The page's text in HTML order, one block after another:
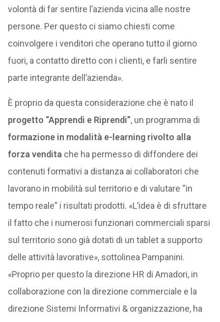
volontà di far sentire l’azienda vicina alle nostre
persone. Per questo ci siamo chiesti come
coinvolgere i venditori che operano tutto il giorno
fuori, a contatto diretto con i clienti, e farli sentire
parte integrante dell’azienda».
È proprio da questa considerazione che è nato il
progetto “Apprendi e Riprendi”, un programma di
formazione in modalità e-learning rivolto alla
forza vendita che ha permesso di diffondere dei
contenuti formativi a distanza ai collaboratori che
lavorano in mobilità sul territorio e di valutare “in
tempo reale” i risultati prodotti. «L’idea è di sfruttare
il fatto che i numerosi funzionari commerciali sparsi
sul territorio sono già dotati di un tablet a supporto
delle attività lavorative», sottolinea Pampanini.
«Proprio per questo la direzione HR di Amadori, in
collaborazione con la direzione commerciale e la
direzione Sistemi Informativi & organizzazione, ha